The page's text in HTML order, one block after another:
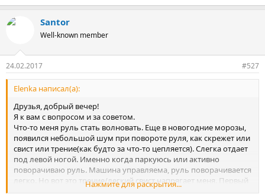
Santor
Well-known member
24.02.2017 #527
Elenka написал(а):
Друзья, добрый вечер!
Я к вам с вопросом и за советом.
Что-то меня руль стать волновать. Еще в новогодние морозы,
появился небольшой шум при повороте руля, как скрежет или
свист или трение(как будто за что-то цепляется). Слегка отдает
под левой ногой. Именно когда паркуюсь или активно
поворачиваю руль. Машина управляема, руль поворачивается
легко. Но вот это трение/легкий свист напрягает меня. Первый
раз такое случилось в морозы. Знакомые сказали, что
Нажмите для раскрытия...